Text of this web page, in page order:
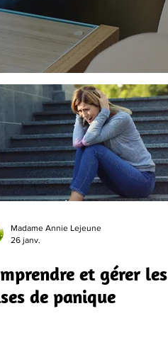
Madame Annie Lejeune
26 janv.
et gérer les
de panique